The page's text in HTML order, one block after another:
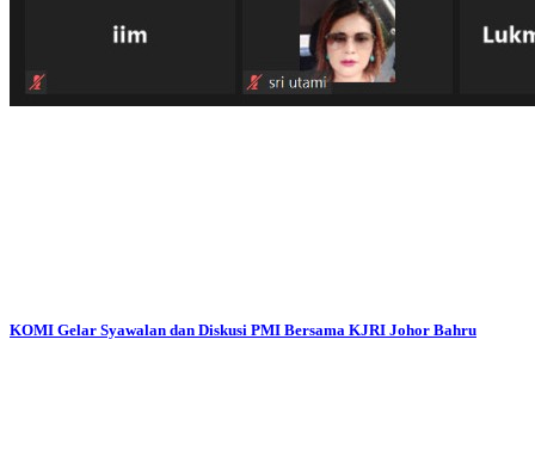
KOMI Gelar Syawalan dan Diskusi PMI Bersama KJRI Johor Bahru